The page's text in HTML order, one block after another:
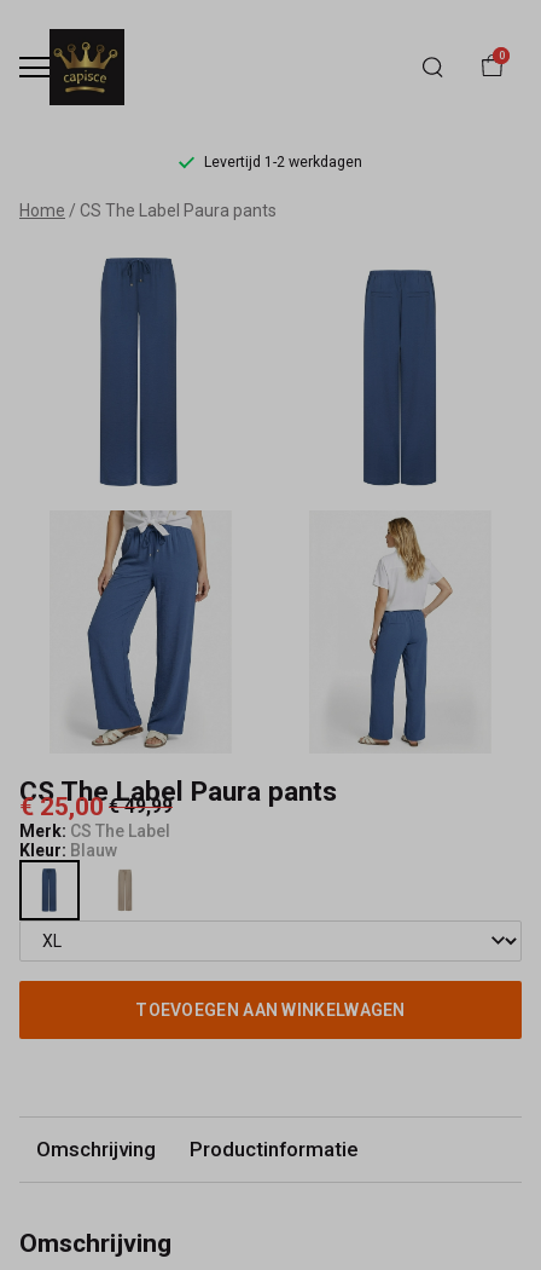
0
Levertijd 1-2 werkdagen
CS
Label
Paura
pants
Capisce
Mode
Home CS The Label Paura pants
CS The Label Paura pants
€ 25,00 € 49,99
Merk: CS The Label
Kleur: Blauw
TOEVOEGEN AAN WINKELWAGEN
Omschrijving Productinformatie
Omschrijving